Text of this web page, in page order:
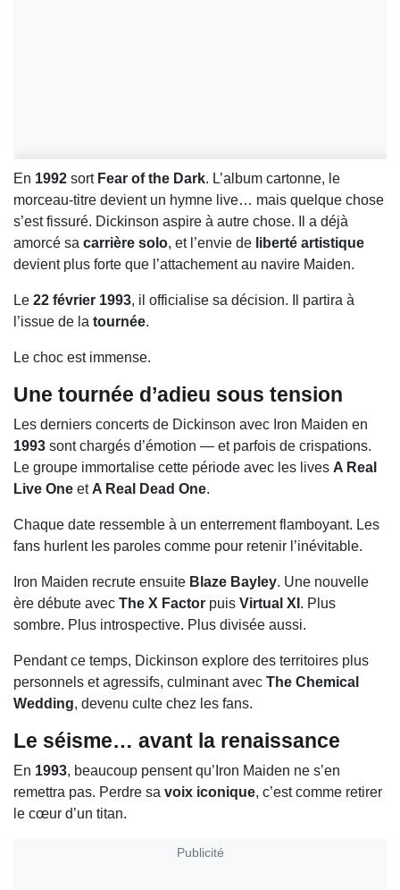
En 1992 sort Fear of the Dark. L’album cartonne, le
morceau-titre devient un hymne live… mais quelque chose
s’est fissuré. Dickinson aspire à autre chose. Il a déjà
amorcé sa carrière solo, et l’envie de liberté artistique
devient plus forte que l’attachement au navire Maiden.
Le 22 février 1993, il officialise sa décision. Il partira à
l’issue de la tournée.
Le choc est immense.
Une tournée d’adieu sous tension
Les derniers concerts de Dickinson avec Iron Maiden en
1993 sont chargés d’émotion — et parfois de crispations.
Le groupe immortalise cette période avec les lives A Real
Live One et A Real Dead One.
Chaque date ressemble à un enterrement flamboyant. Les
fans hurlent les paroles comme pour retenir l’inévitable.
Iron Maiden recrute ensuite Blaze Bayley. Une nouvelle
ère débute avec The X Factor puis Virtual XI . Plus
sombre. Plus introspective. Plus divisée aussi.
Pendant ce temps, Dickinson explore des territoires plus
personnels et agressifs, culminant avec The Chemical
Wedding, devenu culte chez les fans.
Le séisme… avant la renaissance
En 1993, beaucoup pensent qu’Iron Maiden ne s’en
remettra pas. Perdre sa voix iconique, c’est comme retirer
le cœur d’un titan.
Publicité